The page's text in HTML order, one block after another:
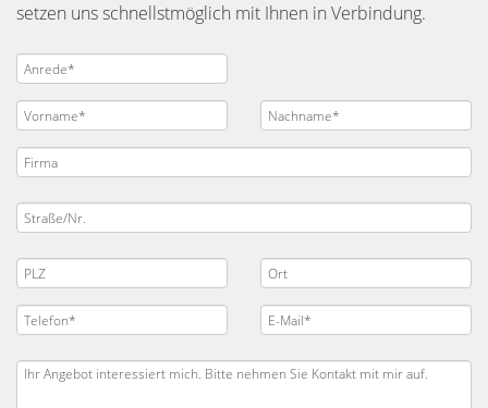
setzen uns schnellstmöglich mit Ihnen in Verbindung.